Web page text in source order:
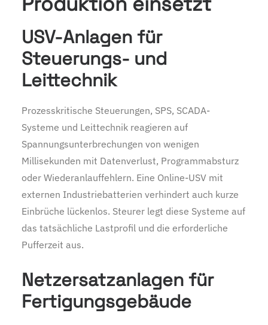
USV-Anlagen für
Steuerungs- und
Leittechnik
Prozesskritische Steuerungen, SPS, SCADA-
Systeme und Leittechnik reagieren auf
Spannungsunterbrechungen von wenigen
Millisekunden mit Datenverlust, Programmabsturz
oder Wiederanlauffehlern. Eine Online-USV mit
externen Industriebatterien verhindert auch kurze
Einbrüche lückenlos. Steurer legt diese Systeme auf
das tatsächliche Lastprofil und die erforderliche
Pufferzeit aus.
Netzersatzanlagen für
Fertigungsgebäude